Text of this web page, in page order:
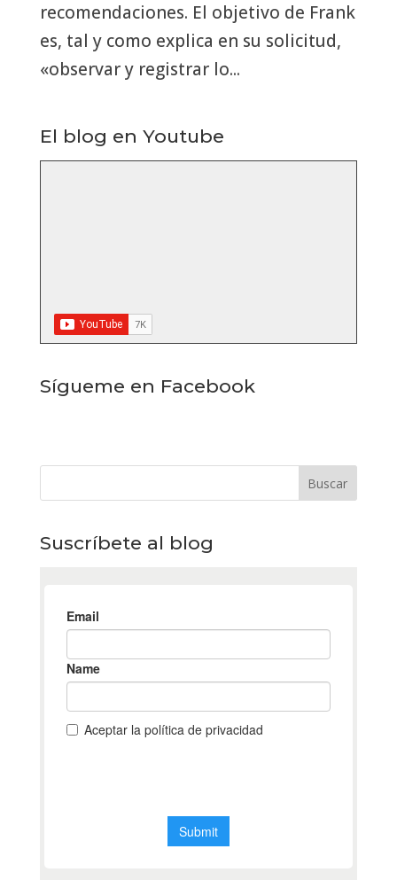
recomendaciones. El objetivo de Frank
es, tal y como explica en su solicitud,
«observar y registrar lo...
El blog en Youtube
Sígueme en Facebook
Suscríbete al blog